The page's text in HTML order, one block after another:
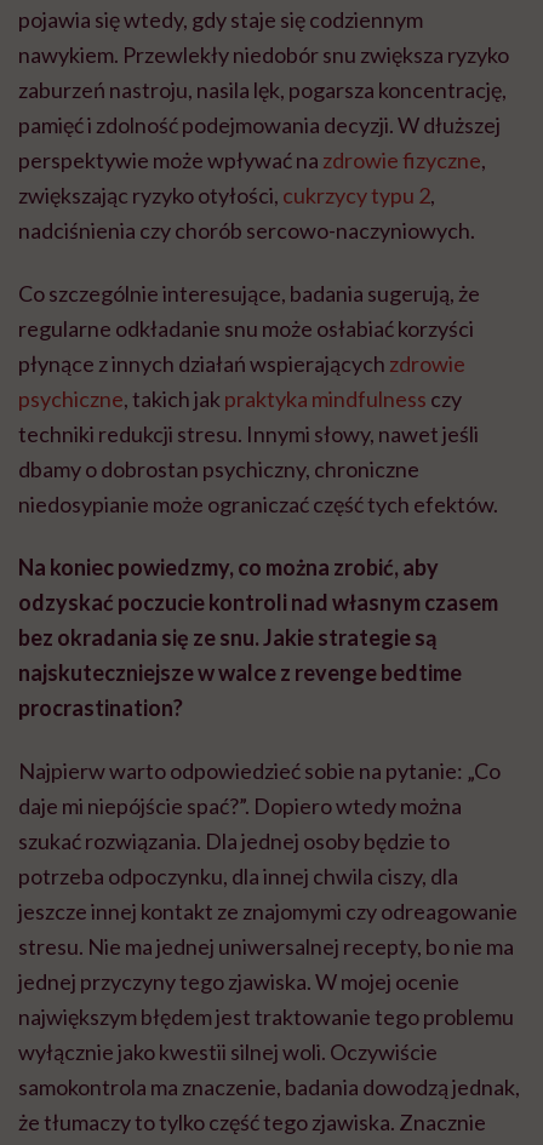
pojawia się wtedy, gdy staje się codziennym
nawykiem. Przewlekły niedobór snu zwiększa ryzyko
zaburzeń nastroju, nasila lęk, pogarsza koncentrację,
pamięć i zdolność podejmowania decyzji. W dłuższej
perspektywie może wpływać na zdrowie fizyczne,
zwiększając ryzyko otyłości, cukrzycy typu 2,
nadciśnienia czy chorób sercowo-naczyniowych.
Co szczególnie interesujące, badania sugerują, że
regularne odkładanie snu może osłabiać korzyści
płynące z innych działań wspierających zdrowie
psychiczne, takich jak praktyka mindfulness czy
techniki redukcji stresu. Innymi słowy, nawet jeśli
dbamy o dobrostan psychiczny, chroniczne
niedosypianie może ograniczać część tych efektów.
Na koniec powiedzmy, co można zrobić, aby
odzyskać poczucie kontroli nad własnym czasem
bez okradania się ze snu. Jakie strategie są
najskuteczniejsze w walce z revenge bedtime
procrastination?
Najpierw warto odpowiedzieć sobie na pytanie: „Co
daje mi niepójście spać?”. Dopiero wtedy można
szukać rozwiązania. Dla jednej osoby będzie to
potrzeba odpoczynku, dla innej chwila ciszy, dla
jeszcze innej kontakt ze znajomymi czy odreagowanie
stresu. Nie ma jednej uniwersalnej recepty, bo nie ma
jednej przyczyny tego zjawiska. W mojej ocenie
największym błędem jest traktowanie tego problemu
wyłącznie jako kwestii silnej woli. Oczywiście
samokontrola ma znaczenie, badania dowodzą jednak,
że tłumaczy to tylko część tego zjawiska. Znacznie